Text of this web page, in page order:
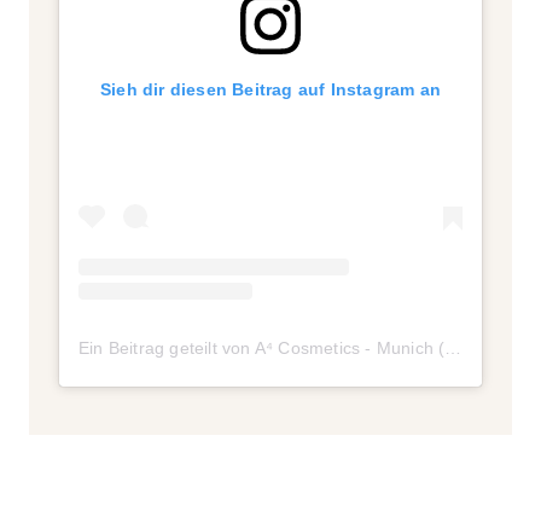
Sieh dir diesen Beitrag auf Instagram an